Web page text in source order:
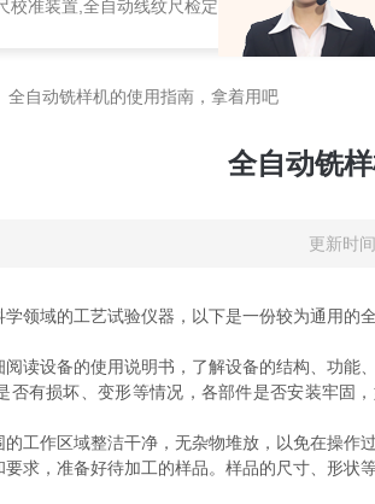
准装置,全自动线纹尺检定仪,光谱铣样机,压电式
全自动铣样机的使用指南，拿着用吧
全自动铣
更新时
领域的工艺试验仪器，以下是一份较为通用的
设备的使用说明书，了解设备的结构、功能、
损坏、变形等情况，各部件是否安装牢固
作区域整洁干净，无杂物堆放，以免在操作过
，准备好待加工的样品。样品的尺寸、形状